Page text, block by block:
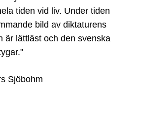
tiden vid liv. Under tiden
bild av diktaturens
är lättläst och den svenska
Sjöbohm